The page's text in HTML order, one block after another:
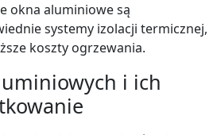
okna aluminiowe są
systemy izolacji termicznej,
koszty ogrzewania.
i ich